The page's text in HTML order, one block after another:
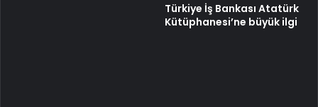
Türkiye İş Bankası Atatürk
Kütüphanesi’ne büyük ilgi